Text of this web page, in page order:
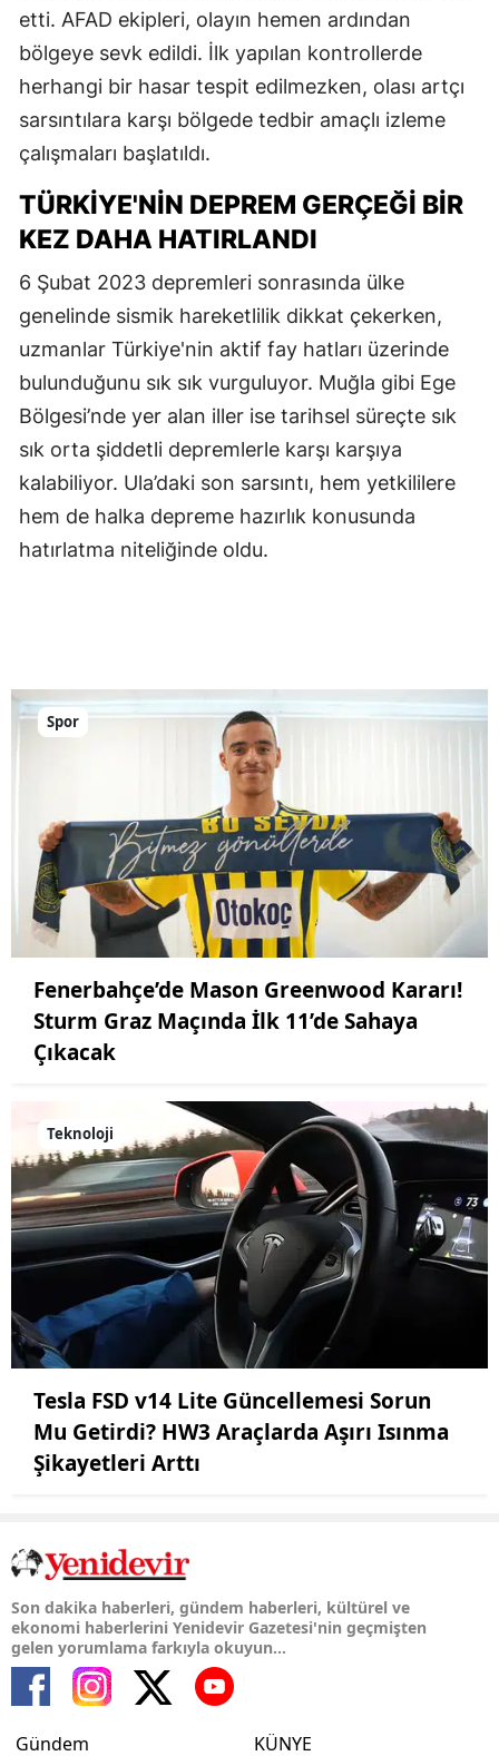
etti. AFAD ekipleri, olayın hemen ardından
bölgeye sevk edildi. İlk yapılan kontrollerde
herhangi bir hasar tespit edilmezken, olası artçı
sarsıntılara karşı bölgede tedbir amaçlı izleme
çalışmaları başlatıldı.
TÜRKIYE'NIN DEPREM GERÇEĞI BIR
KEZ DAHA HATIRLANDI
6 Şubat 2023 depremleri sonrasında ülke
genelinde sismik hareketlilik dikkat çekerken,
uzmanlar Türkiye'nin aktif fay hatları üzerinde
bulunduğunu sık sık vurguluyor. Muğla gibi Ege
Bölgesi’nde yer alan iller ise tarihsel süreçte sık
sık orta şiddetli depremlerle karşı karşıya
kalabiliyor. Ula’daki son sarsıntı, hem yetkililere
hem de halka depreme hazırlık konusunda
hatırlatma niteliğinde oldu.
Spor
Fenerbahçe’de Mason Greenwood Kararı!
Sturm Graz Maçında İlk 11’de Sahaya
Çıkacak
Teknoloji
Tesla FSD v14 Lite Güncellemesi Sorun
Mu Getirdi? HW3 Araçlarda Aşırı Isınma
Şikayetleri Arttı
Son dakika haberleri, gündem haberleri, kültürel ve
ekonomi haberlerini Yenidevir Gazetesi'nin geçmişten
gelen yorumlama farkıyla okuyun...
Gündem KÜNYE